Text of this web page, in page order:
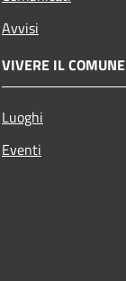
Avvisi
VIVERE IL COMUNE
Luoghi
Eventi